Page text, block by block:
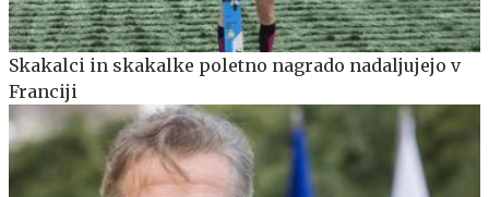
Skakalci in skakalke poletno nagrado nadaljujejo v
Franciji